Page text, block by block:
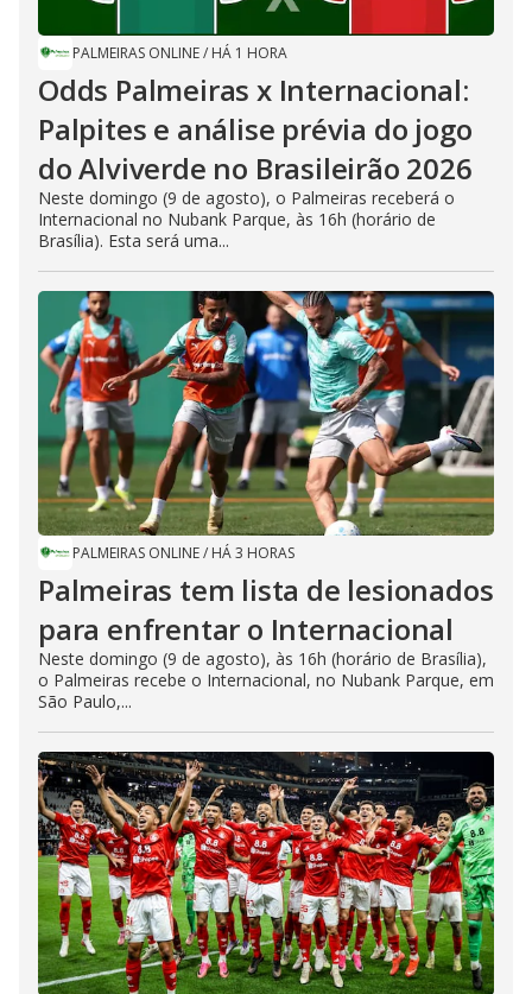
PALMEIRAS ONLINE/ HÁ 1 HORA
Odds Palmeiras x Internacional:
Palpites e análise prévia do jogo
do Alviverde no Brasileirão 2026
Neste domingo (9 de agosto), o Palmeiras receberá o
Internacional no Nubank Parque, às 16h (horário de
Brasília). Esta será uma...
PALMEIRAS ONLINE/ HÁ 3 HORAS
Palmeiras tem lista de lesionados
para enfrentar o Internacional
Neste domingo (9 de agosto), às 16h (horário de Brasília),
o Palmeiras recebe o Internacional, no Nubank Parque, em
São Paulo,...